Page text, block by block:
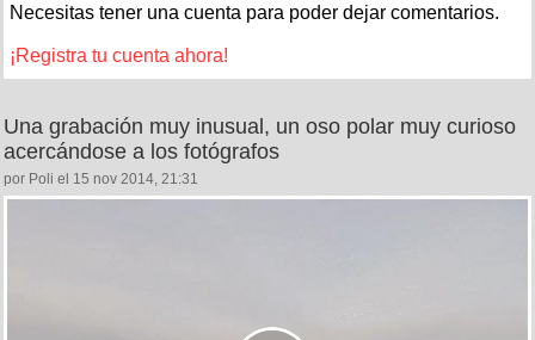
Necesitas tener una cuenta para poder dejar comentarios.
¡Registra tu cuenta ahora!
Una grabación muy inusual, un oso polar muy curioso
acercándose a los fotógrafos
por Poli el 15 nov 2014, 21:31